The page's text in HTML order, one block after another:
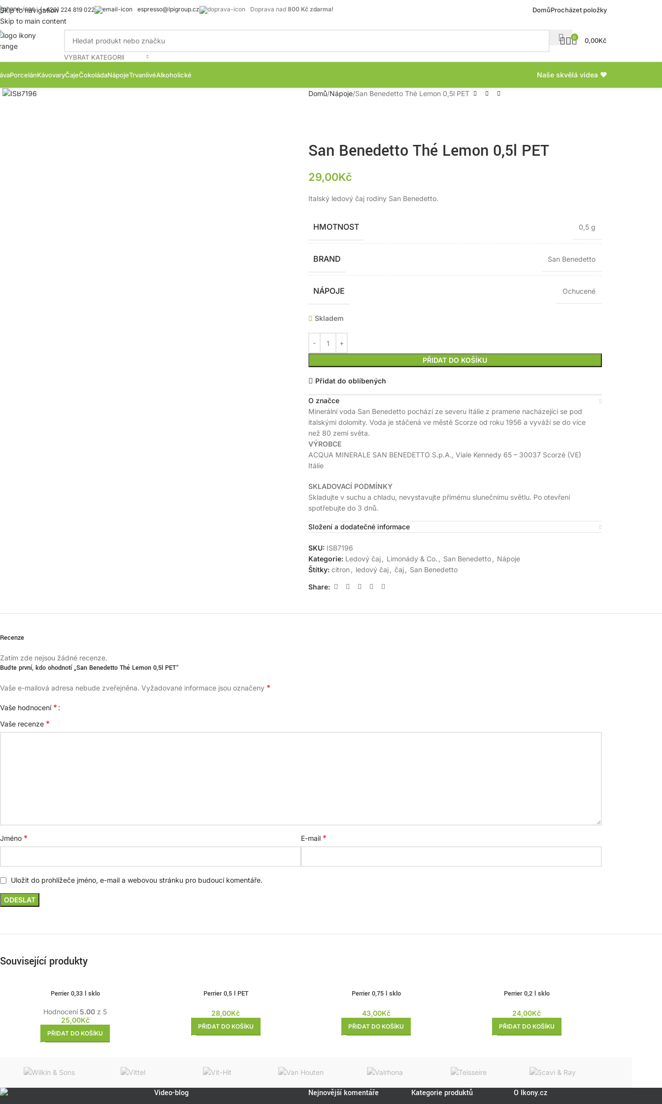
Skip to navigation
Skip to main content
(+420) 224 819 022 espresso@lpigroup.cz Doprava nad 800 Kč zdarma! DomůProcházet položky
VYBRAT KATEGORII
0 0,00Kč
PorcelánKávovaryČajeČokoládaNápojeTrvanlivéAlkoholické Naše skvělá videa ❤
Zobrazit produktovou fotku
Domů Nápoje San Benedetto Thé Lemon 0,5l PET
San Benedetto Thé Lemon 0,5l PET
29,00Kč
Italský ledový čaj rodiny San Benedetto.
HMOTNOST 0,5 g
BRAND San Benedetto
NÁPOJE Ochucené
Skladem
PŘIDAT DO KOŠÍKU
Přidat do oblíbených
O značce
Minerální voda San Benedetto pochází ze severu Itálie z pramene nacházející se pod
italskými dolomity. Voda je stáčená ve městě Scorze od roku 1956 a vyváží se do více
než 80 zemí světa.
VÝROBCE
ACQUA MINERALE SAN BENEDETTO S.p.A., Viale Kennedy 65 – 30037 Scorzé (VE)
Itálie
SKLADOVACÍ PODMÍNKY
Skladujte v suchu a chladu, nevystavujte přímému slunečnímu světlu. Po otevření
spotřebujte do 3 dnů.
Složení a dodatečné informace
SKU: ISB7196
Kategorie: Ledový čaj Limonády & Co. San Benedetto
Nápoje
Štítky: citron ledový čaj čaj San Benedetto
Share:
Recenze
Zatím zde nejsou žádné recenze.
Buďte první, kdo ohodnotí „San Benedetto Thé Lemon 0,5l PET“
Vaše e-mailová adresa nebude zveřejněna. Vyžadované informace jsou označeny *
Vaše hodnocení *
Vaše recenze *
Jméno * E-mail *
Uložit do prohlížeče jméno, e-mail a webovou stránku pro budoucí komentáře.
Související produkty
Perrier 0,33 l sklo
Hodnocení 5.00 z 5
25,00Kč
PŘIDAT DO KOŠÍKU
Perrier 0,5 l PET
28,00Kč
PŘIDAT DO KOŠÍKU
Perrier 0,75 l sklo
43,00Kč
PŘIDAT DO KOŠÍKU
Perrier 0,2 l sklo
24,00Kč
PŘIDAT DO KOŠÍKU
Video-blog Nejnovější komentáře Kategorie produktů O Ikony.cz